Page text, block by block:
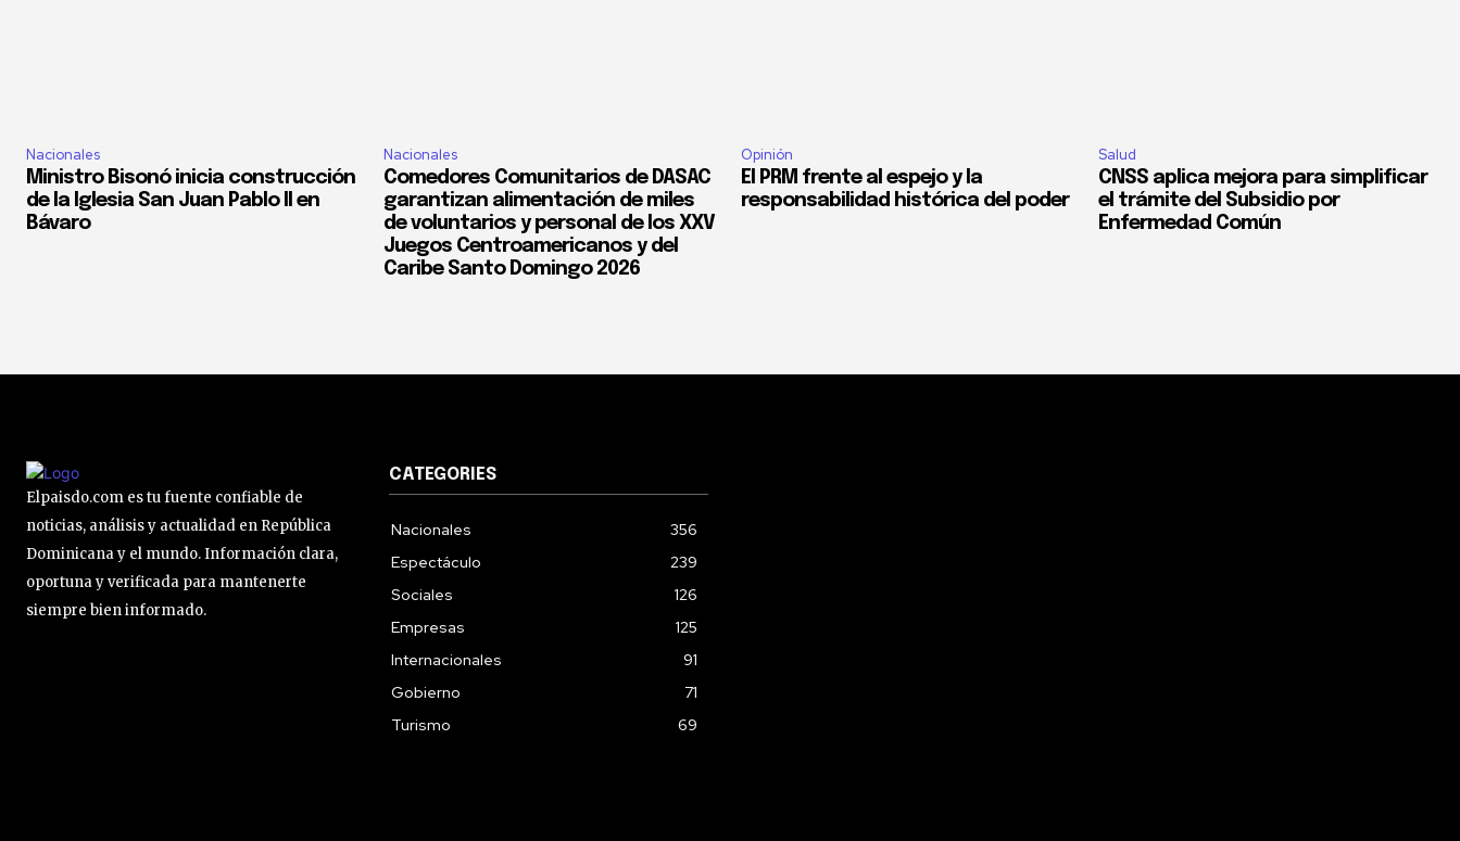
Nacionales
Ministro Bisonó inicia construcción
de la Iglesia San Juan Pablo II en
Bávaro
Nacionales
Comedores Comunitarios de DASAC
garantizan alimentación de miles
de voluntarios y personal de los XXV
Juegos Centroamericanos y del
Caribe Santo Domingo 2026
Opinión
El PRM frente al espejo y la
responsabilidad histórica del poder
Salud
CNSS aplica mejora para simplificar
el trámite del Subsidio por
Enfermedad Común
Elpaisdo.com es tu fuente confiable de
noticias, análisis y actualidad en República
Dominicana y el mundo. Información clara,
oportuna y verificada para mantenerte
siempre bien informado.
CATEGORIES
Nacionales
356
Espectáculo
239
Sociales
126
Empresas
125
Internacionales
91
Gobierno
71
Turismo
69